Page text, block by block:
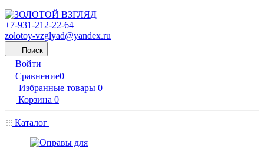
+7-931-212-22-64
zolotoy-vzglyad@yandex.ru
Поиск
Войти
Сравнение0
Избранные товары 0
Корзина 0
Каталог